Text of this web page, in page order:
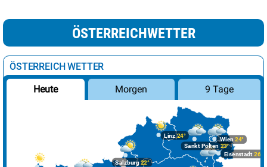
ÖSTERREICHWETTER
ÖSTERREICH WETTER
Heute Morgen 9 Tage
Linz24°
Salzburg22°
Wien 24°
Eisenstadt 26°
Sankt Pölten23°